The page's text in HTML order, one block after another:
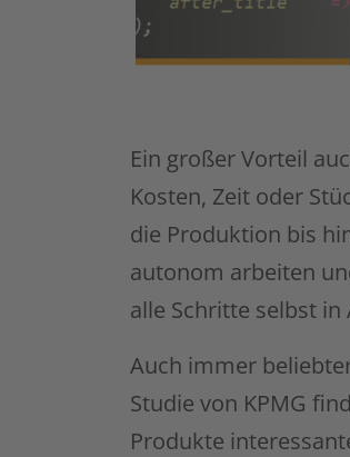
Ein großer Vorteil
Kosten, Zeit oder
die Produktion bis
autonom arbeiten
alle Schritte selbst
Auch immer
Studie von KPMG
Produkte